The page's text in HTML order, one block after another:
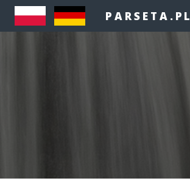
PARSETA.PL